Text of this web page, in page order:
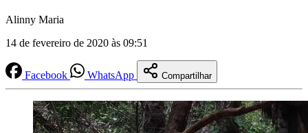
Alinny Maria
14 de fevereiro de 2020 às 09:51
Facebook WhatsApp Compartilhar